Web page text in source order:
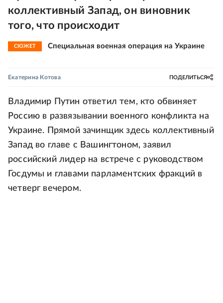
коллективный Запад, он виновник
того, что происходит
СЮЖЕТ Специальная военная операция на Украине
Екатерина Котова ПОДЕЛИТЬСЯ
Владимир Путин ответил тем, кто обвиняет
Россию в развязывании военного конфликта на
Украине. Прямой зачинщик здесь коллективный
Запад во главе с Вашингтоном, заявил
российский лидер на встрече с руководством
Госдумы и главами парламентских фракций в
четверг вечером.